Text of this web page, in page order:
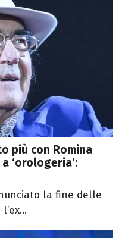
più con Romina
‘orologeria’:
la fine delle